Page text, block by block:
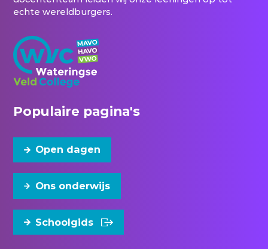
echte wereldburgers.
Populaire pagina's
Open dagen
Ons onderwijs
Schoolgids